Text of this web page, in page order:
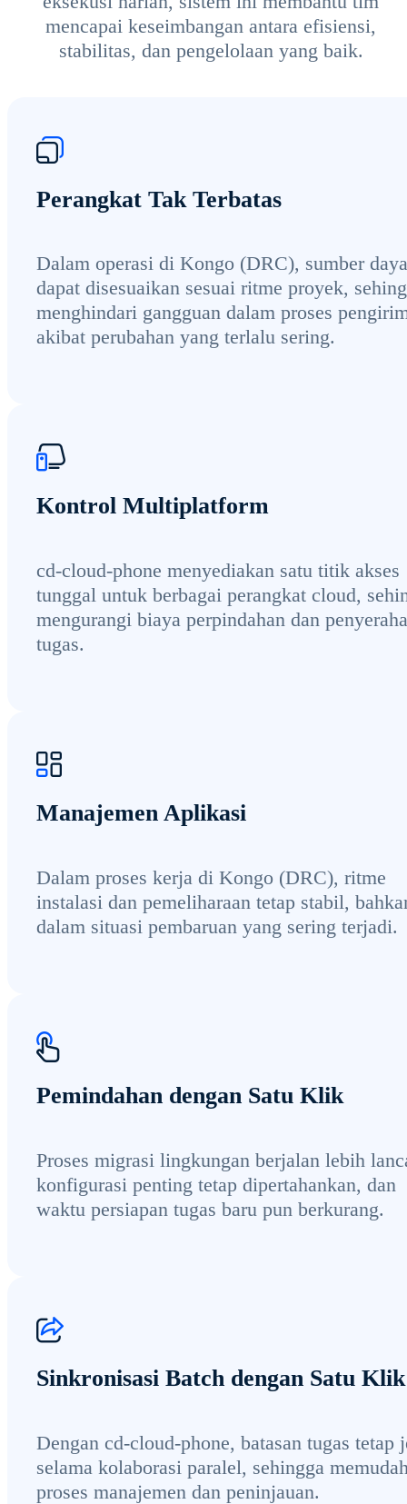
mencapai keseimbangan antara efisiensi,
stabilitas, dan pengelolaan yang baik.
Perangkat Tak Terbatas
Dalam operasi di Kongo (DRC), sumber daya
dapat disesuaikan sesuai ritme proyek,
menghindari gangguan dalam proses
akibat perubahan yang terlalu sering.
Kontrol Multiplatform
cd-cloud-phone menyediakan satu titik akses
tunggal untuk berbagai perangkat cloud,
mengurangi biaya perpindahan dan
tugas.
Manajemen Aplikasi
Dalam proses kerja di Kongo (DRC), ritme
instalasi dan pemeliharaan tetap stabil,
dalam situasi pembaruan yang sering terjadi.
Pemindahan dengan Satu Klik
Proses migrasi lingkungan berjalan lebih
konfigurasi penting tetap dipertahankan, dan
waktu persiapan tugas baru pun berkurang.
Sinkronisasi Batch dengan Satu Klik
Dengan cd-cloud-phone, batasan tugas tetap
selama kolaborasi paralel, sehingga
proses manajemen dan peninjauan.